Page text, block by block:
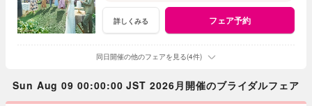
詳しくみる フェア予約
同日開催の他のフェアを見る(4件)
Sun Aug 09 00:00:00 JST 2026月開催のブライダルフェア